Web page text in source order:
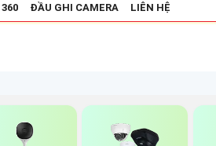
ĐẦU GHI CAMERA LIÊN HỆ